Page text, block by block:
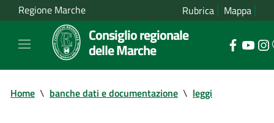
Regione Marche Rubrica Mappa
Consiglio regionale
delle Marche
Home \ banche dati e documentazione \ leggi